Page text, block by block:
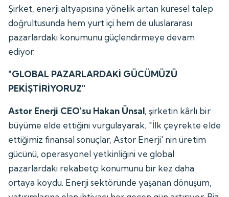
Şirket, enerji altyapısına yönelik artan küresel talep
doğrultusunda hem yurt içi hem de uluslararası
pazarlardaki konumunu güçlendirmeye devam
ediyor.
"GLOBAL PAZARLARDAKİ GÜCÜMÜZÜ
PEKİŞTİRİYORUZ"
Astor Enerji CEO'su Hakan Ünsal, şirketin kârlı bir
büyüme elde ettiğini vurgulayarak; "İlk çeyrekte elde
ettiğimiz finansal sonuçlar, Astor Enerji' nin üretim
gücünü, operasyonel yetkinliğini ve global
pazarlardaki rekabetçi konumunu bir kez daha
ortaya koydu. Enerji sektöründe yaşanan dönüşüm,